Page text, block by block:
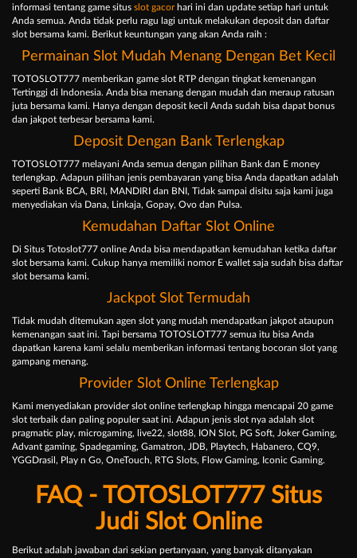
informasi tentang game situs slot gacor hari ini dan update setiap hari untuk
Anda semua. Anda tidak perlu ragu lagi untuk melakukan deposit dan daftar
slot bersama kami. Berikut keuntungan yang akan Anda raih :
Permainan Slot Mudah Menang Dengan Bet Kecil
TOTOSLOT777 memberikan game slot RTP dengan tingkat kemenangan
Tertinggi di Indonesia. Anda bisa menang dengan mudah dan meraup ratusan
juta bersama kami. Hanya dengan deposit kecil Anda sudah bisa dapat bonus
dan jakpot terbesar bersama kami.
Deposit Dengan Bank Terlengkap
TOTOSLOT777 melayani Anda semua dengan pilihan Bank dan E money
terlengkap. Adapun pilihan jenis pembayaran yang bisa Anda dapatkan adalah
seperti Bank BCA, BRI, MANDIRI dan BNI, Tidak sampai disitu saja kami juga
menyediakan via Dana, Linkaja, Gopay, Ovo dan Pulsa.
Kemudahan Daftar Slot Online
Di Situs Totoslot777 online Anda bisa mendapatkan kemudahan ketika daftar
slot bersama kami. Cukup hanya memiliki nomor E wallet saja sudah bisa daftar
slot bersama kami.
Jackpot Slot Termudah
Tidak mudah ditemukan agen slot yang mudah mendapatkan jakpot ataupun
kemenangan saat ini. Tapi bersama TOTOSLOT777 semua itu bisa Anda
dapatkan karena kami selalu memberikan informasi tentang bocoran slot yang
gampang menang.
Provider Slot Online Terlengkap
Kami menyediakan provider slot online terlengkap hingga mencapai 20 game
slot terbaik dan paling populer saat ini. Adapun jenis slot nya adalah slot
pragmatic play, microgaming, live22, slot88, ION Slot, PG Soft, Joker Gaming,
Advant gaming, Spadegaming, Gamatron, JDB, Playtech, Habanero, CQ9,
YGGDrasil, Play n Go, OneTouch, RTG Slots, Flow Gaming, Iconic Gaming.
FAQ - TOTOSLOT777 Situs
Judi Slot Online
Berikut adalah jawaban dari sekian pertanyaan, yang banyak ditanyakan